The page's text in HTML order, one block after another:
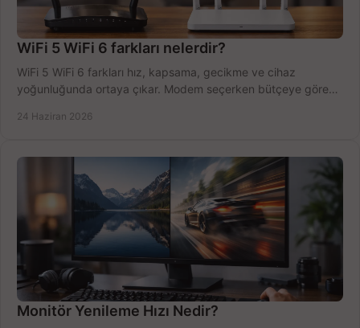
WiFi 5 WiFi 6 farkları nelerdir?
WiFi 5 WiFi 6 farkları hız, kapsama, gecikme ve cihaz
yoğunluğunda ortaya çıkar. Modem seçerken bütçeye göre
24 Haziran 2026
Monitör Yenileme Hızı Nedir?